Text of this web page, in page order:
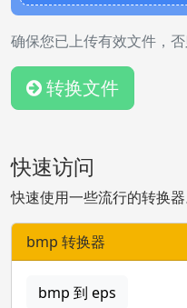
确保您已上传有效文件，
转换文件
快速访问
快速使用一些流行的转换器
bmp 转换器
bmp 到 eps